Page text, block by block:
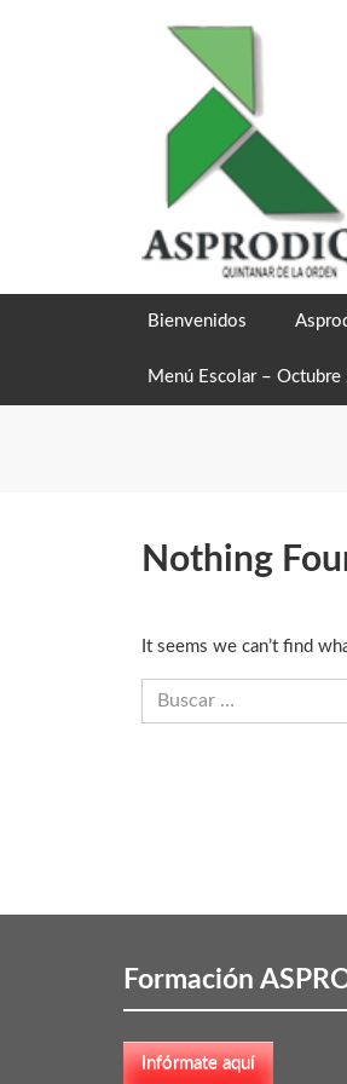
Bienvenidos
Menú Escolar –
Nothing
It seems we can’t find
Buscar:
Formación